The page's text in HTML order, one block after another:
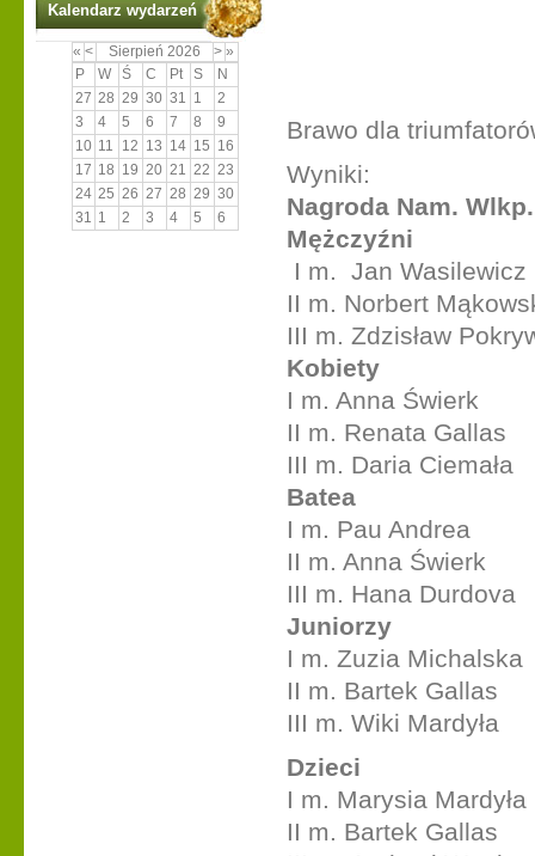
Kalendarz wydarzeń
« < Sierpień 2026 > »
P
W Ś C Pt S
N
27 28 29 30 31 1
2
3
4 5 6 7 8
9
10 11 12 13 14 15 16
17 18 19 20 21 22 23
24 25 26 27 28 29 30
31 1 2 3 4 5 6
Brawo dla
Wyniki:
Nagroda Nam. Wlkp.
Mężczyźni
I m. Jan Wasilewicz
II m. Norbert
III m. Zdzisław
Kobiety
I m. Anna Świerk
II m. Renata Gallas
III m. Daria Ciemała
Batea
I m. Pau Andrea
II m. Anna Świerk
III m. Hana Durdova
Juniorzy
I m. Zuzia Michalska
II m. Bartek Gallas
III m. Wiki Mardyła
Dzieci
I m. Marysia Mardyła
II m. Bartek Gallas